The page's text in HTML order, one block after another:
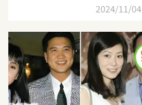
2024/11/04